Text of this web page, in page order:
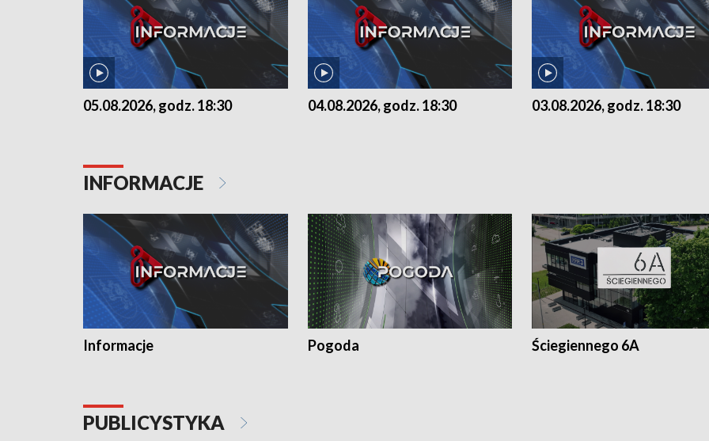
05.08.2026, godz. 18:30 04.08.2026, godz. 18:30 03.08.2026, godz. 18:30
INFORMACJE
Informacje Pogoda Ściegiennego 6A
PUBLICYSTYKA